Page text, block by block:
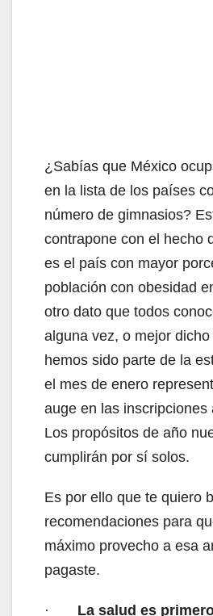
¿Sabías que México
en la lista de los países
número de gimnasios?
contrapone con el hecho
es el país con mayor
población con obesidad
otro dato que todos
alguna vez, o mejor dicho
hemos sido parte de la
el mes de enero
auge en las inscripciones
Los propósitos de año
cumplirán por sí solos.
Es por ello que te quiero
recomendaciones para
máximo provecho a esa
pagaste.
· La salud es